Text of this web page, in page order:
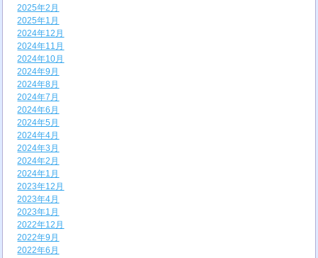
2025年2月
2025年1月
2024年12月
2024年11月
2024年10月
2024年9月
2024年8月
2024年7月
2024年6月
2024年5月
2024年4月
2024年3月
2024年2月
2024年1月
2023年12月
2023年4月
2023年1月
2022年12月
2022年9月
2022年6月